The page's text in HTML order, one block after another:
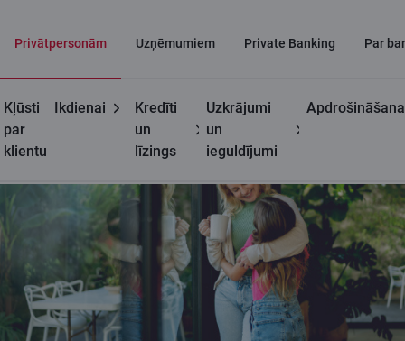
Privātpersonām Uzņēmumiem Private Banking Par
Kļūsti
par
klientu
Ikdienai
Kredīti
un
līzings
Uzkrājumi
un
ieguldījumi
Apdrošināšana
Privātpersonām Kredītņēmēja dzīvības apdrošināšana